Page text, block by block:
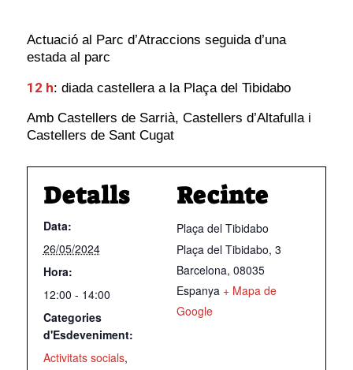
Actuació al Parc d’Atraccions seguida d’una
estada al parc
12 h: diada castellera a la Plaça del Tibidabo
Amb Castellers de Sarrià, Castellers d’Altafulla i
Castellers de Sant Cugat
Detalls
Data:
26/05/2024
Hora:
12:00 - 14:00
Categories
d'Esdeveniment:
Activitats socials,
Recinte
Plaça del Tibidabo
Plaça del Tibidabo, 3
Barcelona, 08035
Espanya + Mapa de
Google